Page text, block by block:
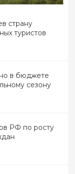
страну
туристов
в бюджете
сезону
РФ по росту